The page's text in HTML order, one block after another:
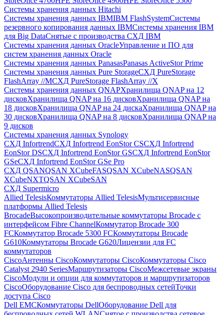
Системы хранения данных Hitachi
Системы хранения данных IBMIBM FlashSystemСистемы
резервного копирования данных IBMСистемы хранения IBM
для Big DataСнятые с производства СХД IBM
Системы хранения данных OracleУправление и ПО для
систем хранения данных Oracle
Системы хранения данных PanasasPanasas ActiveStor Prime
Системы хранения данных Pure StorageСХД PureStorage
FlashArray //MСХД PureStorage FlashArray //X
Системы хранения данных QNAPХранилища QNAP на 12
дисковХранилища QNAP на 16 дисковХранилища QNAP на
18 дисковХранилища QNAP на 24 дискаХранилища QNAP на
30 дисковХранилища QNAP на 8 дисковХранилища QNAP на
9 дисков
Системы хранения данных Synology
СХД InfortrendСХД Infortrend EonStor CSСХД Infortrend
EonStor DSСХД Infortrend EonStor GSСХД Infortrend EonStor
GSeСХД Infortrend EonStor GSe Pro
СХД QSANQSAN XCubeFASQSAN XCubeNASQSAN
XCubeNXTQSAN XCubeSAN
СХД Supermicro
Allied TelesisКоммутаторы Allied TelesisМультисервисные
платформы Allied Telesis
BrocadeВысокопроизводительные коммутаторы Brocade с
интерфейсом Fibre ChannelКоммутатор Brocade 300
FCКоммутатор Brocade 5300 FCКоммутаторы Brocade
G610Коммутаторы Brocade G620Лицензии для FC
коммутаторов
CiscoАнтенны CiscoКоммутаторы CiscoКоммутаторы Cisco
Catalyst 2940 SeriesМаршрутизаторы CiscoМежсетевые экраны
CiscoМодули и опции для коммутаторов и маршрутизаторов
CiscoОборудование Cisco для беспроводных сетейТочки
доступа Cisco
Dell EMCКоммутаторы DellОборудование Dell для